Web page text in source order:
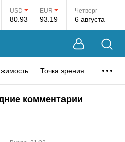
USD
80.93
EUR
93.19
Четверг
6 августа
Точка зрения
комментарии